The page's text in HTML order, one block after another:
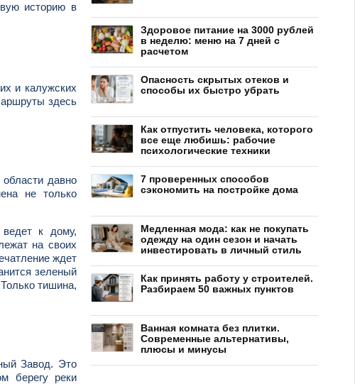
историю в
и калужских
здесь
давно
не только
к дому,
на своих
ждет
зеленый
тишина,
Завод. Это
берегу реки
Здоровое питание на 3000 рублей
в неделю: меню на 7 дней с
расчетом
Опасность скрытых отеков и
способы их быстро убрать
Как отпустить человека, которого
все еще любишь: рабочие
психологические техники
7 проверенных способов
сэкономить на постройке дома
Медленная мода: как не покупать
одежду на один сезон и начать
инвестировать в личный стиль
Как принять работу у строителей.
Разбираем 50 важных пунктов
Ванная комната без плитки.
Современные альтернативы,
плюсы и минусы